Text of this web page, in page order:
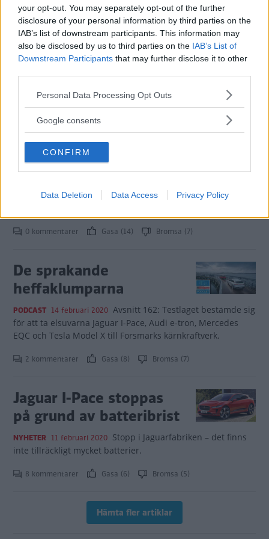
your opt-out. You may separately opt-out of the further
disclosure of your personal information by third parties on the
IAB’s list of downstream participants. This information may
also be disclosed by us to third parties on the IAB’s List of
Downstream Participants that may further disclose it to other
Please note that this website/app uses one or more Google
not limited to your visit or usage behaviour. You may click to
use your data for below specified purposes in below Google
consent section.
Personal Data Processing Opt Outs
Google consents
CONFIRM
Data Deletion Data Access Privacy Policy
EQC och Tesla Model X
(2020)
ROST 18 februari 2020 Så bra är rostskyddet i de nya
elsuvarna.
Ljustest: Audi E-tron,
Jaguar I-Pace, Mercedes
EQC och Tesla Model X
(2020)
18 februari 2020
Vi testar halvljus och helljus i fyra
0 kommentarer Gasa (14) Bromsa (7)
De sprakande
heffaklumparna
PODCAST 14 februari 2020 Avsnitt 162: Testlaget bestämde sig
för att ta elsuvarna Jaguar I-Pace, Audi e-tron, Mercedes
EQC och Tesla Model X till Forsmarks kärnkraftverk.
2 kommentarer Gasa (8) Bromsa (7)
Jaguar I-Pace stoppas
på grund av batteribrist
NYHETER 11 februari 2020 Stopp i Jaguarfabriken – det finns
inte tillräckligt mycket batterier.
8 kommentarer Gasa (6) Bromsa (5)
Hämta fler artiklar